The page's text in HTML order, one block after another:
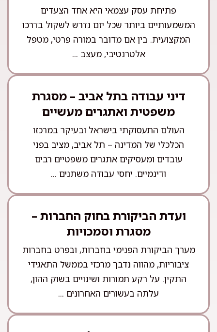
פתיחת עסק עצמאי היא אחד הצעדים
המשמעותיים ביותר שכל יזם נדרש לשקול בדרכו
המקצועית. בין אם מדובר במורה פרטי, מטפל
אלטרנטיבי, מעצב ...
דיני עבודה בתל אביב – מסגרת
משפטית ואתגרים מעשיים
העולם התעסוקתי בישראל ובעיקר במרכזו
הכלכלי של המדינה – תל אביב, מציב בפני
עובדים ומעסיקים אתגרים משפטיים רבים
ודינמיים. יחסי עבודה משתנים ...
ועדת הביקורת בחוק החברות –
מסגרת וסמכויות
מערך הביקורת הפנימי בחברות, ובפרט בחברות
ציבוריות, מהווה נדבך מרכזי בממשל התאגידי
התקין. על רקע תמורות ושינויים בשוק ההון,
עלתה בעשורים האחרונים ...